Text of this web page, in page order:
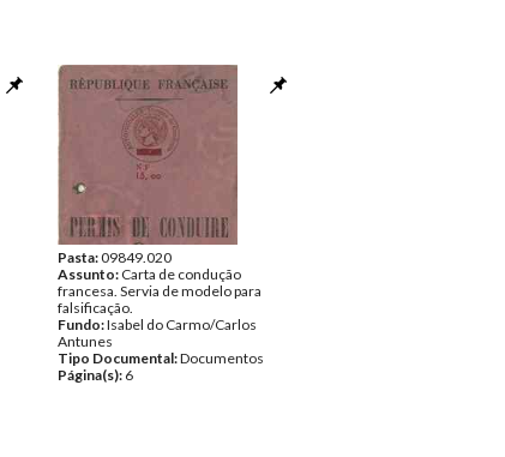
Pasta:09849.020
Assunto: Carta de condução
francesa. Servia de modelo para
falsificação.
Fundo:Isabel do Carmo/Carlos
Antunes
Tipo Documental:Documentos
Página(s): 6